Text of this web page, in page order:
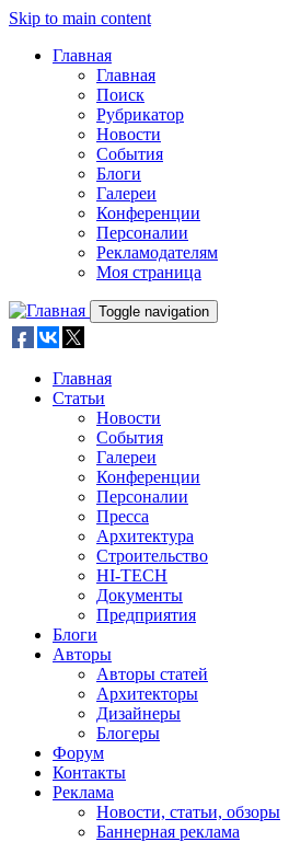
Skip to main content
Главная
Главная
Поиск
Рубрикатор
Новости
События
Блоги
Галереи
Конференции
Персоналии
Рекламодателям
Моя страница
Toggle navigation
Главная
Статьи
Новости
События
Галереи
Конференции
Персоналии
Пресса
Архитектура
Строительство
HI-TECH
Документы
Предприятия
Блоги
Авторы
Авторы статей
Архитекторы
Дизайнеры
Блогеры
Форум
Контакты
Реклама
Новости, статьи, обзоры
Баннерная реклама